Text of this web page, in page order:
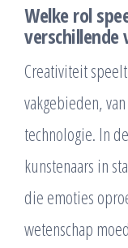
Welke rol
verschillende
Creativiteit
vakgebieden,
technologie. In
kunstenaars in
die emoties
wetenschap